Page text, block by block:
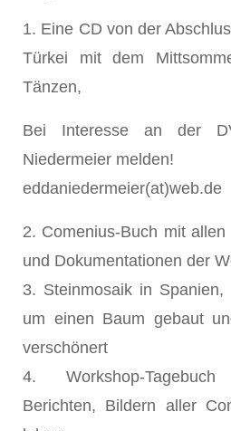
1. Eine CD von der
Türkei mit dem
Tänzen,
Bei Interesse an der
Niedermeier melden!
eddaniedermeier(at)web.de
2. Comenius-Buch mit
und Dokumentationen der
3. Steinmosaik in
um einen Baum gebaut
verschönert
4. Workshop-
Berichten, Bildern aller